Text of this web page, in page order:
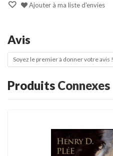
Ajouter à ma liste d'envies
Avis
Soyez le premier à donner votre avis !
Produits Connexes